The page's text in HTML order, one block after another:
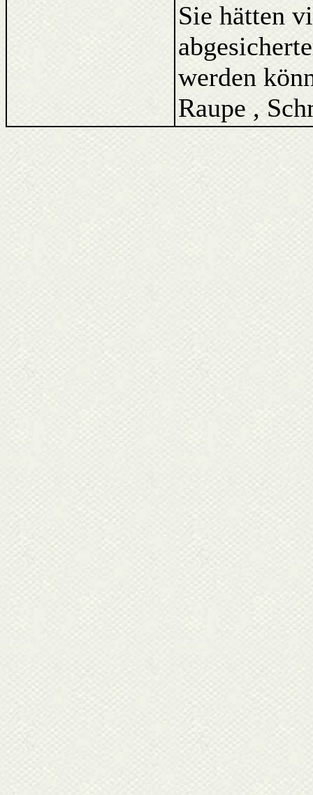
Sie hätten
werden
Raupe ,